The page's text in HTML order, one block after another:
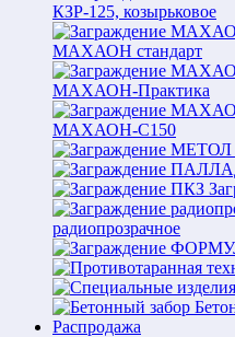
КЗР-125, козырьковое
МАХАОН стандарт
МАХАОН-Практика
МАХАОН-С150
радиопрозрачное
Распродажа